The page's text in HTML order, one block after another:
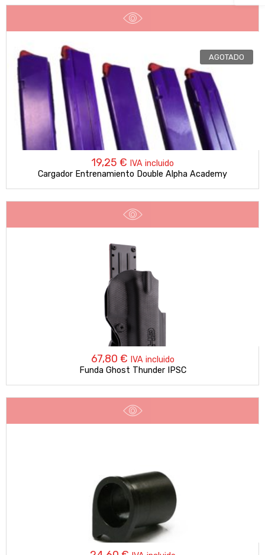
AGOTADO
19,25 € IVA incluido
Cargador Entrenamiento Double Alpha Academy
67,80 € IVA incluido
Funda Ghost Thunder IPSC